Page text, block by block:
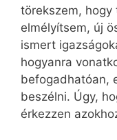
törekszem,
elmélyítsem, új
ismert
hogyanra
befogadhatóan,
beszélni. Úgy,
érkezzen